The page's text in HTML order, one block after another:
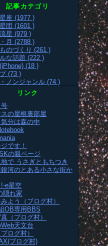
記事カテゴリ
座 (1977 )
団 (1601 )
星 (979 )
月 (2788 )
のづくり (261 )
な話題 (222 )
(18 )
(73 )
ノンジャンル (74 )
リンク
の屋根裏部屋
分は森の中
です！
の親ページ
地で うさぎともちつき
河のとある小さな街か
e星空
隠れ家
よう（ブログ村）
OB専用BBS
（ブログ村）
天文台
ログ村）
ブログ村)